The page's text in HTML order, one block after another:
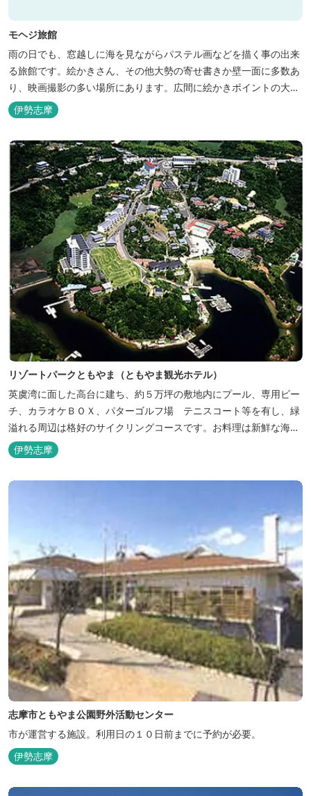
モヘジ旅館
雨の日でも、窓越しに海を見ながらパステル画などを描く事の出来
る旅館です。絵かきさん、その他大勢の寄せ書きか壁一面に多数あ
り、映画撮影の多い場所にあります。広間に絵かきポイントの大地
図がありますので合宿の際などの打ち合わせも行えます。
伊勢志摩
リゾートパークともやま（ともやま観光ホテル）
英虞湾に面した高台に建ち、約５万坪の敷地内にプール、専用ビー
チ、カラオケＢＯＸ、パターゴルフ場 テニスコート等を有し、緑
溢れる周辺は格好のサイクリングコースです。お料理は新鮮な海の
幸をふんだんに使用する荒磯焼、活造会席、伊勢海老残酷鍋会席、
松茸料理（秋）等グルメ志向の方に好評です。夏には野外バーベキ
ューも毎晩行ないます。
伊勢志摩
志摩市ともやま公園野外活動センター
市が運営する施設。利用日の１０日前までに予約が必要。
伊勢志摩